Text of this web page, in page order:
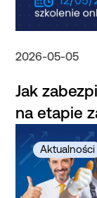
2026-05-05
Jak
na etapie